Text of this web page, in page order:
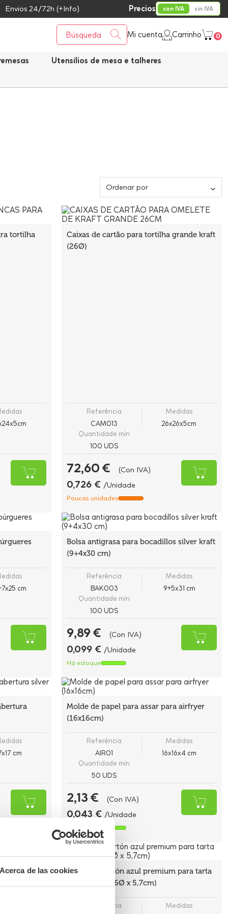
Acerca de las cookies
Precios con IVA sin IVA
Envios 24/72h (+Info)
Mi cuenta Carrinho 0
Utensílios de mesa e talheres
Ordenar por
tortilha
Caixas de cartão para tortilha grande kraft
(26Ø)
Referência
CAM013
Medidas
26x26x5cm
Quantidade mín
100 UDS
72,60 € (Con IVA)
0,726 € /Unidade
Poucas unidades
cm
Bolsa antigrasa para bocadillos silver kraft
(9+4x30 cm)
Referência
BAK003
Medidas
9+5x31 cm
Quantidade mín
100 UDS
9,89 € (Con IVA)
0,099 € /Unidade
Há estoque
cm
Molde de papel para assar para airfryer
(16x16cm)
Referência
AIR01
Medidas
16x16x4 cm
Quantidade mín
50 UDS
2,13 € (Con IVA)
0,043 € /Unidade
Há estoque
de queso
Molde de cartón azul premium para tarta
de queso (12,6Ø x 5,7cm)
Referência
Medidas